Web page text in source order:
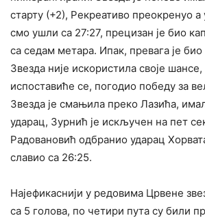
старту (+2), Рекреативо преокренуо а
смо ушли са 27:27, прецизан је био
са седам метара. Ипак, превага је
Звезда није искористила своје
испоставиће се, погодио победу за
Звезда је смањила преко Лазића,
ударац, Зурнић је искључен на пет
Радовановић одбранио ударац
славио са 26:25.
Најефикаснији у редовима Црвене
са 5 голова, по четири пута су били